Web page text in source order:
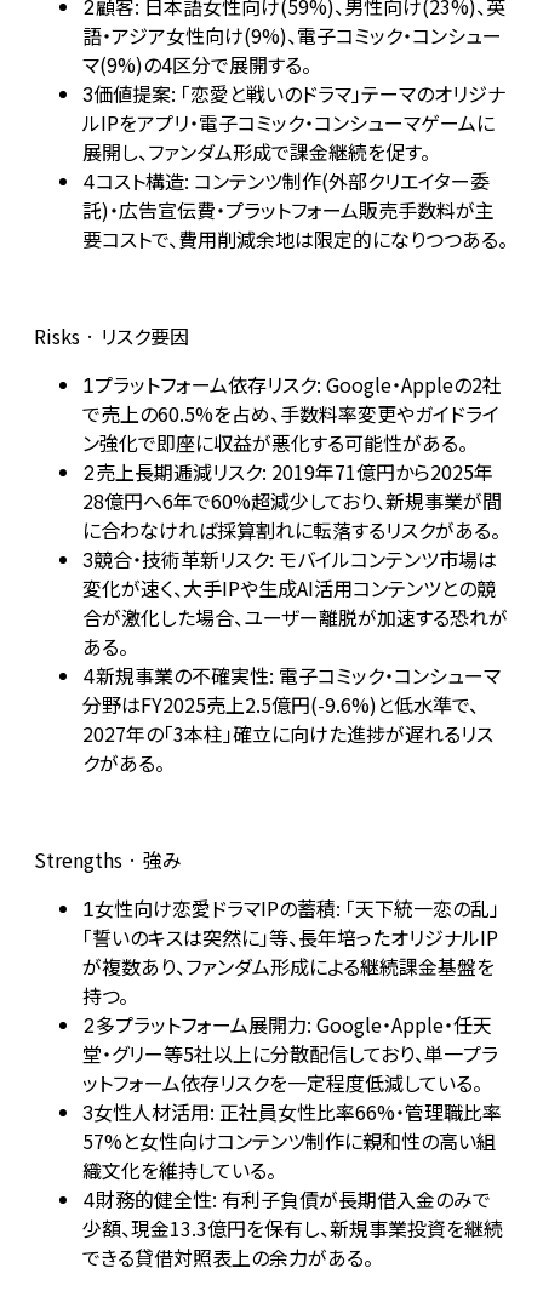
2顧客: 日本語女性向け(59%)、男性向け(23%)、英
語・アジア女性向け(9%)、電子コミック・コンシュー
マ(9%)の4区分で展開する。
3価値提案: 「恋愛と戦いのドラマ」テーマのオリジナ
ルIPをアプリ・電子コミック・コンシューマゲームに
展開し、ファンダム形成で課金継続を促す。
4コスト構造: コンテンツ制作(外部クリエイター委
託)・広告宣伝費・プラットフォーム販売手数料が主
要コストで、費用削減余地は限定的になりつつある。
Risks · リスク要因
1プラットフォーム依存リスク: Google・Appleの2社
で売上の60.5%を占め、手数料率変更やガイドライ
ン強化で即座に収益が悪化する可能性がある。
2売上長期逓減リスク: 2019年71億円から2025年
28億円へ6年で60%超減少しており、新規事業が間
に合わなければ採算割れに転落するリスクがある。
3競合・技術革新リスク: モバイルコンテンツ市場は
変化が速く、大手IPや生成AI活用コンテンツとの競
合が激化した場合、ユーザー離脱が加速する恐れが
ある。
4新規事業の不確実性: 電子コミック・コンシューマ
分野はFY2025売上2.5億円(-9.6%)と低水準で、
2027年の「3本柱」確立に向けた進捗が遅れるリス
クがある。
Strengths · 強み
1女性向け恋愛ドラマIPの蓄積: 「天下統一恋の乱」
「誓いのキスは突然に」等、長年培ったオリジナルIP
が複数あり、ファンダム形成による継続課金基盤を
持つ。
2多プラットフォーム展開力: Google・Apple・任天
堂・グリー等5社以上に分散配信しており、単一プラ
ットフォーム依存リスクを一定程度低減している。
3女性人材活用: 正社員女性比率66%・管理職比率
57%と女性向けコンテンツ制作に親和性の高い組
織文化を維持している。
4財務的健全性: 有利子負債が長期借入金のみで
少額、現金13.3億円を保有し、新規事業投資を継続
できる貸借対照表上の余力がある。